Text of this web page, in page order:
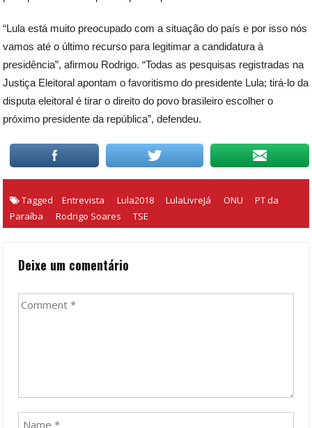
“Lula está muito preocupado com a situação do país e por isso nós
vamos até o último recurso para legitimar a candidatura à
presidência”, afirmou Rodrigo. “Todas as pesquisas registradas na
Justiça Eleitoral apontam o favoritismo do presidente Lula; tirá-lo da
disputa eleitoral é tirar o direito do povo brasileiro escolher o
próximo presidente da república”, defendeu.
Tagged Entrevista Lula2018 LulaLivreJá ONU
PT da
Paraíba
Rodrigo Soares TSE
Deixe um comentário